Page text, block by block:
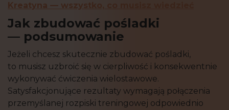
Kreatyna — wszystko, co musisz wiedzieć
Jak zbudować pośladki
— podsumowanie
Jeżeli chcesz skutecznie zbudować pośladki,
to musisz uzbroić się w cierpliwość i konsekwentnie
wykonywać ćwiczenia wielostawowe.
Satysfakcjonujące rezultaty wymagają połączenia
przemyślanej rozpiski treningowej odpowiednio